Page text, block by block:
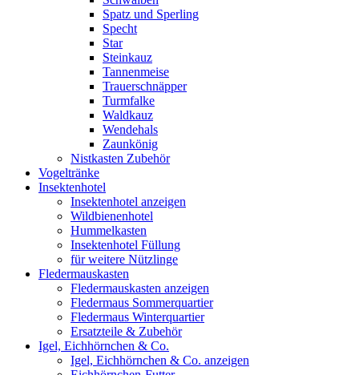
Spatz und Sperling
Specht
Star
Steinkauz
Tannenmeise
Trauerschnäpper
Turmfalke
Waldkauz
Wendehals
Zaunkönig
Nistkasten Zubehör
Vogeltränke
Insektenhotel
Insektenhotel anzeigen
Wildbienenhotel
Hummelkasten
Insektenhotel Füllung
für weitere Nützlinge
Fledermauskasten
Fledermauskasten anzeigen
Fledermaus Sommerquartier
Fledermaus Winterquartier
Ersatzteile & Zubehör
Igel, Eichhörnchen & Co.
Igel, Eichhörnchen & Co. anzeigen